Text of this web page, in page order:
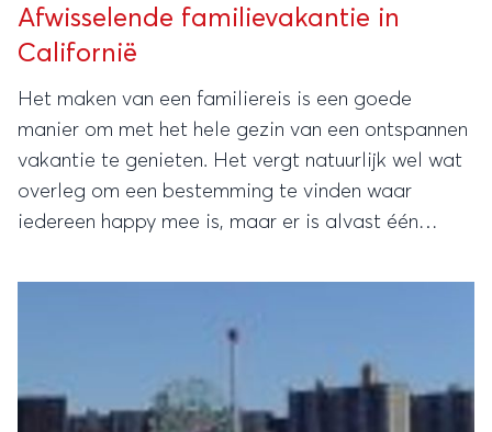
Afwisselende familievakantie in
Californië
Het maken van een familiereis is een goede
manier om met het hele gezin van een ontspannen
vakantie te genieten. Het vergt natuurlijk wel wat
overleg om een bestemming te vinden waar
iedereen happy mee is, maar er is alvast één
blij van zullen worden.